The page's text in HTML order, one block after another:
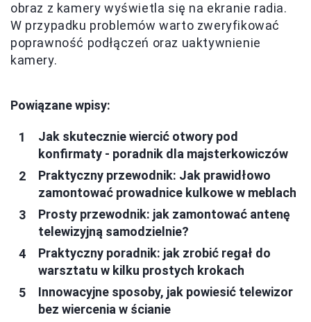
obraz z kamery wyświetla się na ekranie radia.
W przypadku problemów warto zweryfikować
poprawność podłączeń oraz uaktywnienie
kamery.
Powiązane wpisy:
Jak skutecznie wiercić otwory pod
konfirmaty - poradnik dla majsterkowiczów
Praktyczny przewodnik: Jak prawidłowo
zamontować prowadnice kulkowe w meblach
Prosty przewodnik: jak zamontować antenę
telewizyjną samodzielnie?
Praktyczny poradnik: jak zrobić regał do
warsztatu w kilku prostych krokach
Innowacyjne sposoby, jak powiesić telewizor
bez wiercenia w ścianie